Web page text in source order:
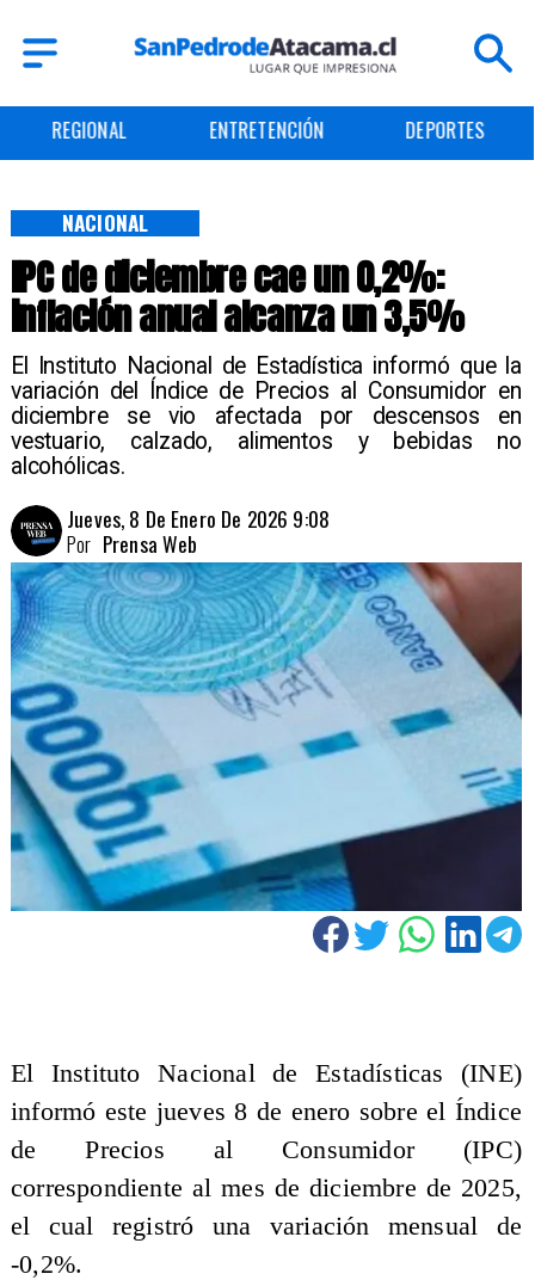
REGIONAL ENTRETENCIÓN DEPORTES
IPC de diciembre cae un 0,2%:
inflación anual alcanza un 3,5%
El Instituto Nacional de Estadística informó que la
variación del Índice de Precios al Consumidor en
diciembre se vio afectada por descensos en
vestuario, calzado, alimentos y bebidas no
alcohólicas.
NACIONAL
Jueves, 8 De Enero De 2026 9:08
Prensa Web
Por
El Instituto Nacional de Estadísticas (INE)
informó este jueves 8 de enero sobre el Índice
de Precios al Consumidor (IPC)
correspondiente al mes de diciembre de 2025,
el cual registró una variación mensual de
-0,2%.